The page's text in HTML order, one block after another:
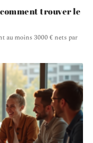
trouver le
au moins 3000 € nets par